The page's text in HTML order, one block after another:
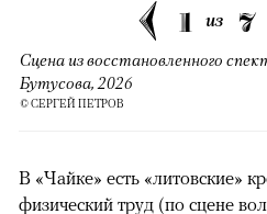
1 из 7
Сцена из восстановленного
Бутусова, 2026
© СЕРГЕЙ ПЕТРОВ
В «Чайке» есть «литовские»
физический труд (по сцене